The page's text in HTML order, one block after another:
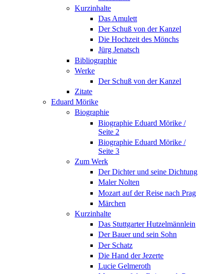
Kurzinhalte
Das Amulett
Der Schuß von der Kanzel
Die Hochzeit des Mönchs
Jürg Jenatsch
Bibliographie
Werke
Der Schuß von der Kanzel
Zitate
Eduard Mörike
Biographie
Biographie Eduard Mörike /
Seite 2
Biographie Eduard Mörike /
Seite 3
Zum Werk
Der Dichter und seine Dichtung
Maler Nolten
Mozart auf der Reise nach Prag
Märchen
Kurzinhalte
Das Stuttgarter Hutzelmännlein
Der Bauer und sein Sohn
Der Schatz
Die Hand der Jezerte
Lucie Gelmeroth